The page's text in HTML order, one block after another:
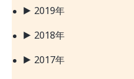
2019年
2018年
2017年